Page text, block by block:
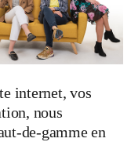
internet, vos
nous
de-gamme en